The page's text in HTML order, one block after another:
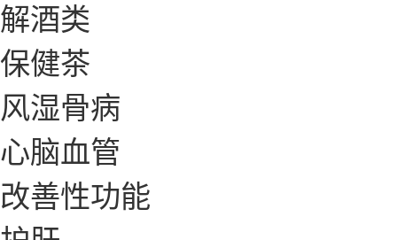
解酒类
保健茶
风湿骨病
心脑血管
改善性功能